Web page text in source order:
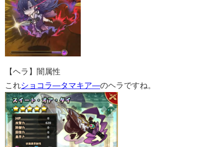
【ヘラ】闇属性
これ ショコラ―タマキア―のヘラですね。